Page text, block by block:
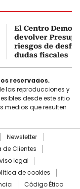
El Centro
devolver
riesgos de
dudas fiscales
reservados.
las reproducciones y
desde este sitio
medios que resulten
Newsletter
de Clientes
legal
de cookies
Código Ético